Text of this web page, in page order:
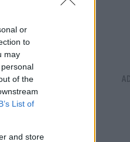
or
to
may
of the
List of
and store